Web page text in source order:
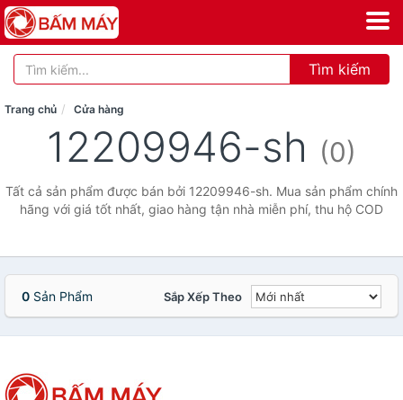
Tìm kiếm
Trang chủ Cửa hàng
12209946-sh (0)
Tất cả sản phẩm được bán bởi 12209946-sh. Mua sản phẩm chính
hãng với giá tốt nhất, giao hàng tận nhà miễn phí, thu hộ COD
0 Sản Phẩm Sắp Xếp Theo